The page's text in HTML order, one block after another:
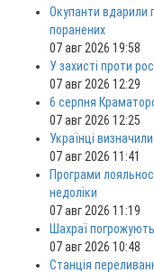
Окупанти вдарили
поранених
07 авг 2026 19:58
У захисті проти
07 авг 2026 12:29
6 серпня
07 авг 2026 12:25
Українці
07 авг 2026 11:41
Програми
недоліки
07 авг 2026 11:19
Шахраї
07 авг 2026 10:48
Станція